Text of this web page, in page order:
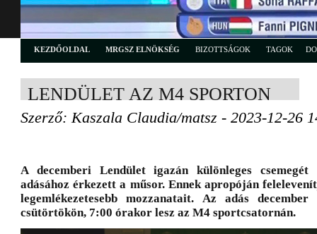
KEZDŐOLDAL MRGSZ ELNÖKSÉG BIZOTTSÁGOK TAGOK
LENDÜLET AZ M4 SPORTON
Szerző: Kaszala Claudia/matsz - 2023-12-26
A decemberi Lendület igazán különleges
adásához érkezett a műsor. Ennek apropóján
legemlékezetesebb mozzanatait. Az adás
csütörtökön, 7:00 órakor lesz az M4 sportcsatornán.